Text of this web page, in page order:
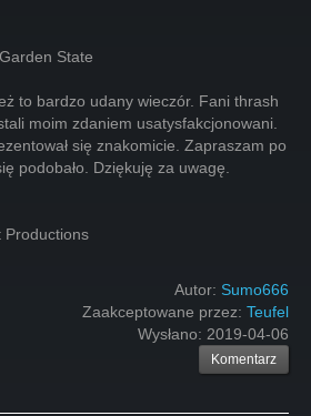
State
to bardzo udany wieczór. Fani thrash
moim zdaniem usatysfakcjonowani.
się znakomicie. Zapraszam po
podobało. Dziękuję za uwagę.
Productions
Autor: Sumo666
Zaakceptowane przez: Teufel
Wysłano: 2019-04-06
Komentarz